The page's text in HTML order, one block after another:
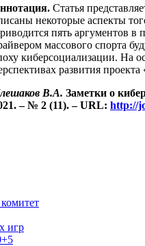
Статья
некоторые аспекты
пять аргументов в
массового спорта
киберсоциализации. На
развития
В.А. Заметки о
– № 2 (11). – URL: http://
игр